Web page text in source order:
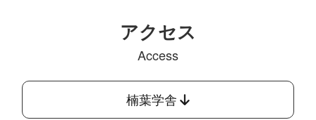
アクセス
Access
楠葉学舎